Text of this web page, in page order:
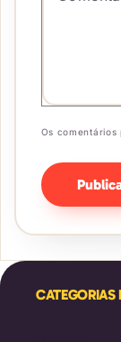
Os comentários
CATEGORIAS